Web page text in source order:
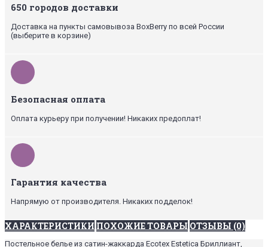
650 городов доставки
Доставка на пункты самовывоза BoxBerry по всей России
(выберите в корзине)
Безопасная оплата
Оплата курьеру при получении! Никаких предоплат!
Гарантия качества
Напрямую от производителя. Никаких подделок!
ХАРАКТЕРИСТИКИ ПОХОЖИЕ ТОВАРЫ ОТЗЫВЫ (0)
Постельное белье из сатин-жаккарда Ecotex Estetica Бриллиант,